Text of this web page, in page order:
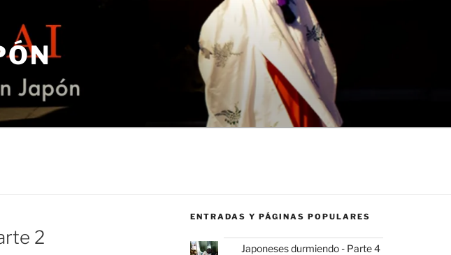
2
ENTRADAS Y PÁGINAS POPULARES
Japoneses durmiendo - Parte 4